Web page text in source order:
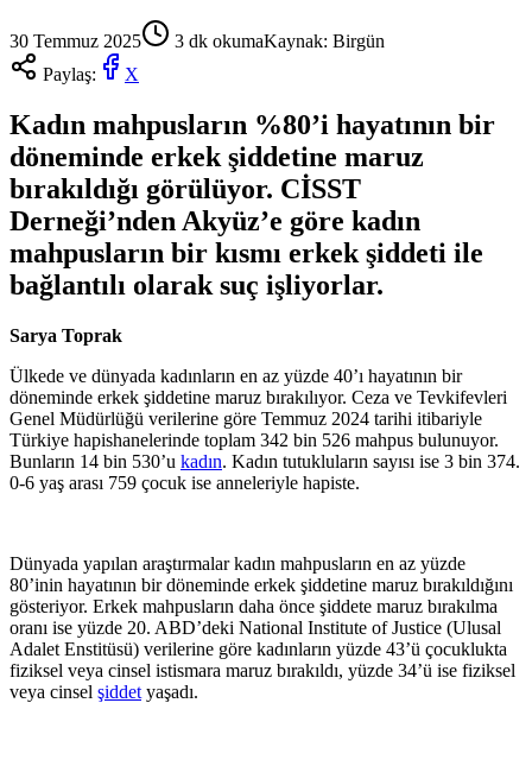
30 Temmuz 2025 3 dk okumaKaynak: Birgün
Paylaş:
X
Kadın mahpusların %80’i hayatının bir
döneminde erkek şiddetine maruz
bırakıldığı görülüyor. CİSST
Derneği’nden Akyüz’e göre kadın
mahpusların bir kısmı erkek şiddeti ile
bağlantılı olarak suç işliyorlar.
Sarya Toprak
Ülkede ve dünyada kadınların en az yüzde 40’ı hayatının bir
döneminde erkek şiddetine maruz bırakılıyor. Ceza ve Tevkifevleri
Genel Müdürlüğü verilerine göre Temmuz 2024 tarihi itibariyle
Türkiye hapishanelerinde toplam 342 bin 526 mahpus bulunuyor.
Bunların 14 bin 530’u kadın. Kadın tutukluların sayısı ise 3 bin 374.
0‑6 yaş arası 759 çocuk ise anneleriyle hapiste.
Dünyada yapılan araştırmalar kadın mahpusların en az yüzde
80’inin hayatının bir döneminde erkek şiddetine maruz bırakıldığını
gösteriyor. Erkek mahpusların daha önce şiddete maruz bırakılma
oranı ise yüzde 20. ABD’deki National Institute of Justice (Ulusal
Adalet Enstitüsü) verilerine göre kadınların yüzde 43’ü çocuklukta
fiziksel veya cinsel istismara maruz bırakıldı, yüzde 34’ü ise fiziksel
veya cinsel şiddet yaşadı.